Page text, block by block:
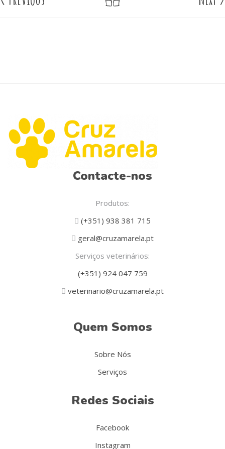
Contacte-nos
Produtos:
(+351) 938 381 715
geral@cruzamarela.pt
Serviços veterinários:
(+351) 924 047 759
veterinario@cruzamarela.pt
Quem Somos
Sobre Nós
Serviços
Redes Sociais
Facebook
Instagram